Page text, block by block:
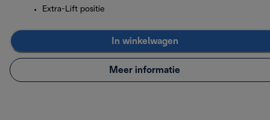
Extra-Lift positie
In winkelwagen
Meer informatie